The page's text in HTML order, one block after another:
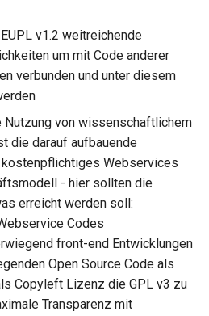
v1.2 weitreichende
um mit Code anderer
verbunden und unter diesem
von wissenschaftlichem
die darauf aufbauende
Webservices
- hier sollten die
erreicht werden soll:
Codes
front-end Entwicklungen
Open Source Code als
Copyleft Lizenz die GPL v3 zu
Transparenz mit